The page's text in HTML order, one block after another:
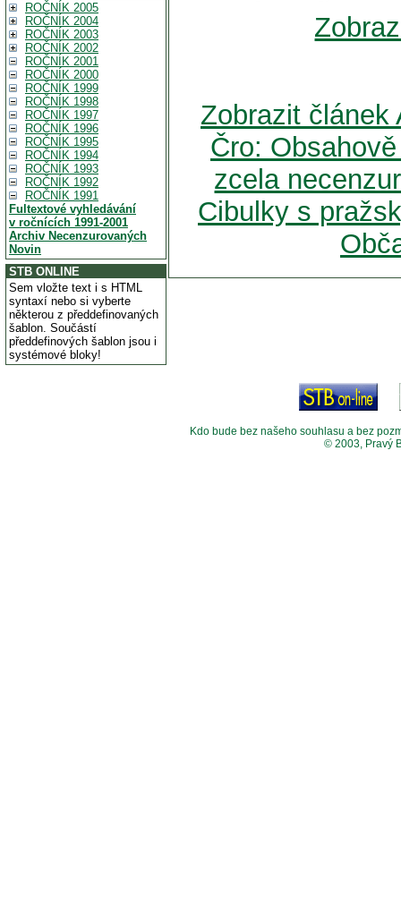
ROČNÍK 2005
ROČNÍK 2004
ROČNÍK 2003
ROČNÍK 2002
ROČNÍK 2001
ROČNÍK 2000
ROČNÍK 1999
ROČNÍK 1998
ROČNÍK 1997
ROČNÍK 1996
ROČNÍK 1995
ROČNÍK 1994
ROČNÍK 1993
ROČNÍK 1992
ROČNÍK 1991
Fultextové vyhledávání
v ročnících 1991-2001
Archiv Necenzurovaných
Novin
STB ONLINE
Sem vložte text i s HTML
syntaxí nebo si vyberte
některou z předdefinovaných
šablon. Součástí
předdefinových šablon jsou i
systémové bloky!
Zobrazit článek
Čro:
zcela
Cibulky s
Kdo bude bez našeho souhlasu a bez
© 2003, Pravý